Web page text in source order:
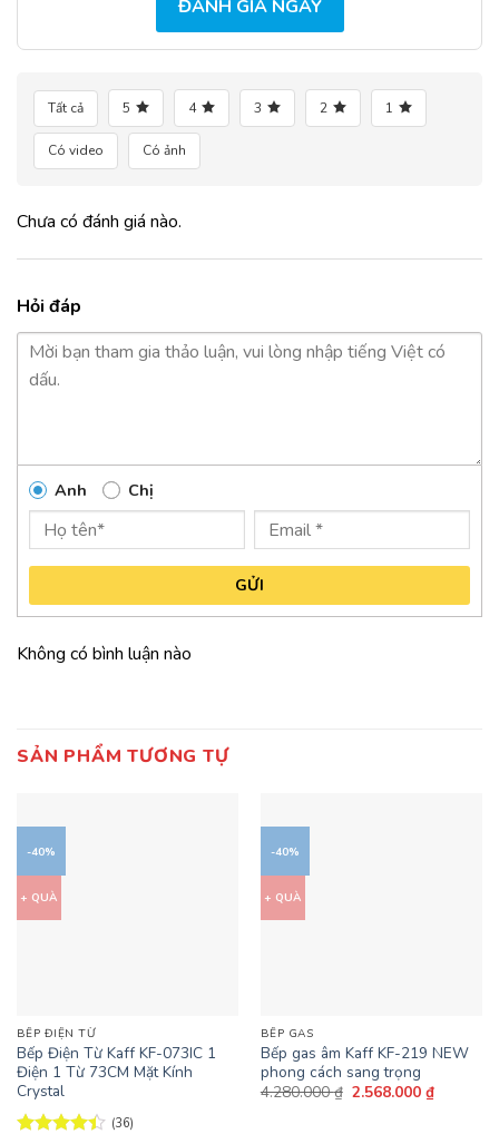
ĐÁNH GIÁ NGAY
Tất cả 5 4 3 2 1
Có video Có ảnh
Chưa có đánh giá nào.
Hỏi đáp
Anh Chị
GỬI
Không có bình luận nào
SẢN PHẨM TƯƠNG TỰ
-40%
+ QUÀ
BẾP ĐIỆN TỪ
Bếp Điện Từ Kaff KF-073IC 1
Điện 1 Từ 73CM Mặt Kính
Crystal
(36)
-40%
+ QUÀ
BẾP GAS
Bếp gas âm Kaff KF-219 NEW
phong cách sang trọng
4.280.000₫ Giá
2.568.000 ₫Giá
hiện